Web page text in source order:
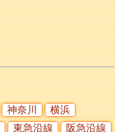
神奈川
横浜
東急沿線 阪急沿線